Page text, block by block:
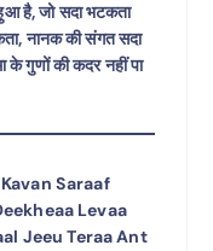
है, जो सदा भटकता
नानक की संगत सदा
गुणों की कदर नहीं पा
Saraaf
Levaa
Jeeu Teraa Ant